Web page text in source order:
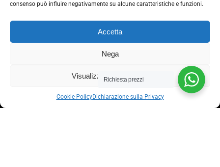
consenso può influire negativamente su alcune caratteristiche e funzioni.
Accetta
Nega
Visualizza le preferenze
Cookie PolicyDichiarazione sulla Privacy
Via nazionale 357, Nocera Superiore 84015​
Richiesta prezzi